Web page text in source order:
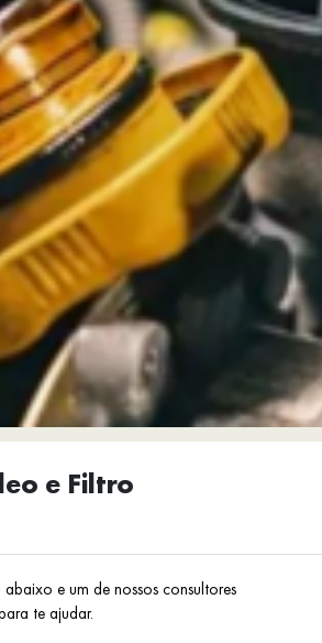
e Filtro
e um de nossos consultores
te ajudar.